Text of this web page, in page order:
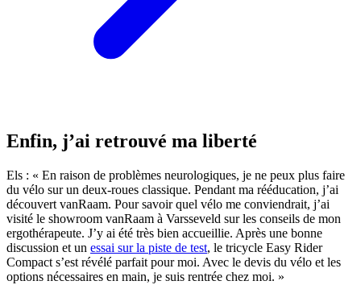
Enfin, j’ai retrouvé ma liberté
Els : « En raison de problèmes neurologiques, je ne peux plus faire
du vélo sur un deux-roues classique. Pendant ma rééducation, j’ai
découvert vanRaam. Pour savoir quel vélo me conviendrait, j’ai
visité le showroom vanRaam à Varsseveld sur les conseils de mon
ergothérapeute. J’y ai été très bien accueillie. Après une bonne
discussion et un essai sur la piste de test, le tricycle Easy Rider
Compact s’est révélé parfait pour moi. Avec le devis du vélo et les
options nécessaires en main, je suis rentrée chez moi. »